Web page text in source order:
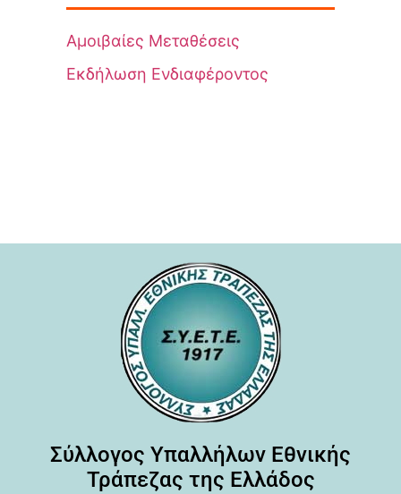
Αμοιβαίες Μεταθέσεις
Εκδήλωση Ενδιαφέροντος
Σύλλογος Υπαλλήλων Εθνικής
Τράπεζας της Ελλάδος